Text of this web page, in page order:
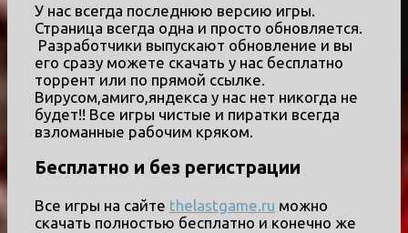
У нас всегда последнюю версию игры.
Страница всегда одна и просто обновляется.
Разработчики выпускают обновление и вы
его сразу можете скачать у нас бесплатно
торрент или по прямой ссылке.
Вирусом,амиго,яндекса у нас нет никогда не
будет!! Все игры чистые и пиратки всегда
взломанные рабочим кряком.
Бесплатно и без регистрации
Все игры на сайте thelastgame.ru можно
скачать полностью бесплатно и конечно же